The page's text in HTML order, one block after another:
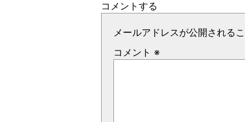
コメントする
メールアドレスが公開される
コメント ※